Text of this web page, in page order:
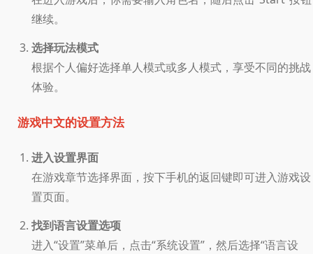
继续。
选择玩法模式
根据个人偏好选择单人模式或多人模式，享受不同的挑战
体验。
游戏中文的设置方法
进入设置界面
在游戏章节选择界面，按下手机的返回键即可进入游戏设
置页面。
找到语言设置选项
进入“设置”菜单后，点击“系统设置”，然后选择“语言设